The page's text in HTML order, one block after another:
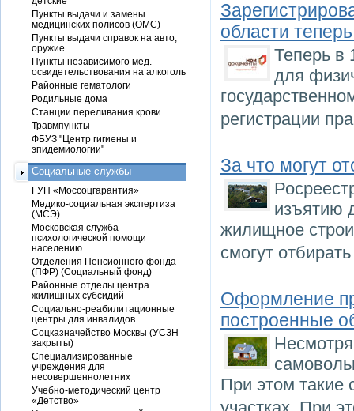
области
Теперь в
для
регистрации
За что могут
изъятию
жилищное
смогут
Оформление
построенные
При этом такие
Пункты выдачи и замены
медицинских полисов (ОМС)
Пункты выдачи справок на авто,
оружие
Пункты независимого мед.
освидетельствования на алкоголь
Районные гематологи
Родильные дома
Станции переливания крови
Травмпункты
ФБУЗ "Центр гигиены и
эпидемиологии"
Социальные службы
ГУП «Моссоцгарантия»
Медико-социальная экспертиза
(МСЭ)
Московская служба
психологической помощи
населению
Отделения Пенсионного фонда
(ПФР) (Социальный фонд)
Районные отделы центра
жилищных субсидий
Социально-реабилитационные
центры для инвалидов
Соцказначейство Москвы (УСЗН
закрыты)
Специализированные
учреждения для
несовершеннолетних
Учебно-методический центр
«Детство»